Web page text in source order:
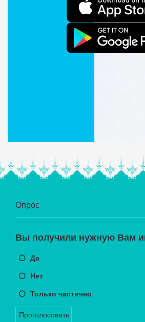
Опрос
Вы получили нужную Вам
Да
Нет
Только частично
Проголосовать